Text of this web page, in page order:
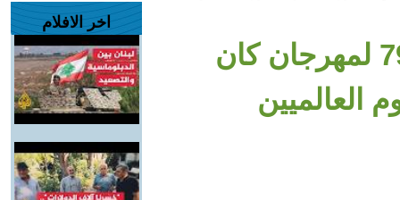
- افتتاح الدورة الـ 79 لمهرجان كان
العالميين
اخر الافلام